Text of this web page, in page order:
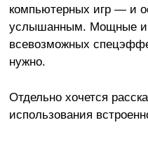
компьютерных игр — и
услышанным. Мощные и
всевозможных
нужно.
Отдельно хочется
использования